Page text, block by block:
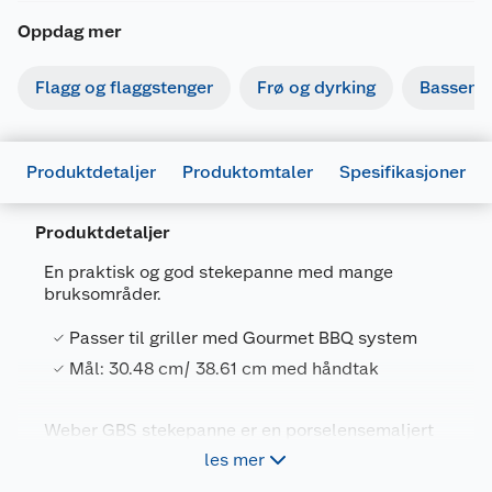
Oppdag mer
Flagg og flaggstenger Frø og dyrking Basseng
Produktdetaljer Produktomtaler Spesifikasjoner
Produktdetaljer
En praktisk og god stekepanne med mange
bruksområder.
Passer til griller med Gourmet BBQ system
Mål: 30.48 cm/ 38.61 cm med håndtak
Weber GBS stekepanne er en porselensemaljert
støpejernspanne som passer til Gourmet BBQ
les mer
Generelt
Artikkelnummer
77924004124